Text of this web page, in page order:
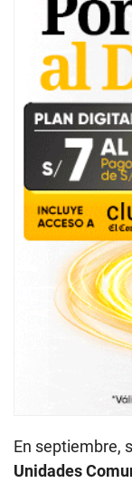
En septiembre,
Unidades